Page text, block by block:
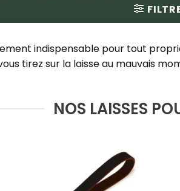
indispensable pour tout
tirez sur la laisse au mauvais
NOS LAISSES